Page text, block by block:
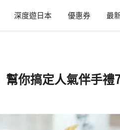
深度遊日本 優惠券 最
幫你搞定人氣伴手禮